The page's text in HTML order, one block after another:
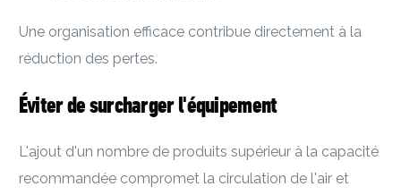
Une organisation efficace contribue directement à la
réduction des pertes.
Éviter de surcharger l'équipement
L'ajout d'un nombre de produits supérieur à la capacité
recommandée compromet la circulation de l'air et